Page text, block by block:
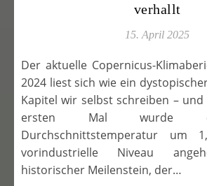
verhallt
15. April 2025
Der aktuelle Copernicus-Klimabericht für das Jahr
2024 liest sich wie ein
Kapitel wir selbst schreiben –
ersten Mal wurde
Durchschnittstemperatur um
vorindustrielle Niveau
historischer Meilenstein, der…